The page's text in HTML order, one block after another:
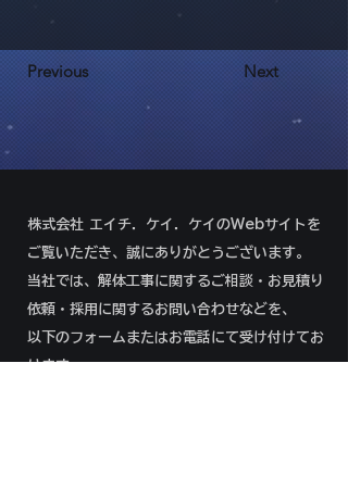
Previous Next
株式会社 エイチ．ケイ．ケイのWebサイトを
ご覧いただき、誠にありがとうございます。
当社では、解体工事に関するご相談・お見積り
依頼・採用に関するお問い合わせなどを、
以下のフォームまたはお電話にて受け付けてお
ります。